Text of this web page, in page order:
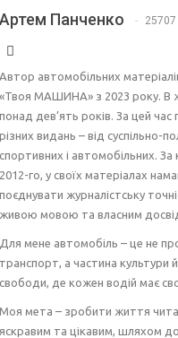
Артем Панченко
Автор автомобільних
«Твоя МАШИНА» з 2023 року. В
понад дев’ять років. За цей час
різних видань – від суспільно-
спортивних і автомобільних.
2012-го, у своїх матеріалах
поєднувати журналістську
живою мовою та власним
Для мене автомобіль – це не
транспорт, а частина культури
свободи, де кожен водій має
Моя мета – зробити життя
яскравим та цікавим, шляхом